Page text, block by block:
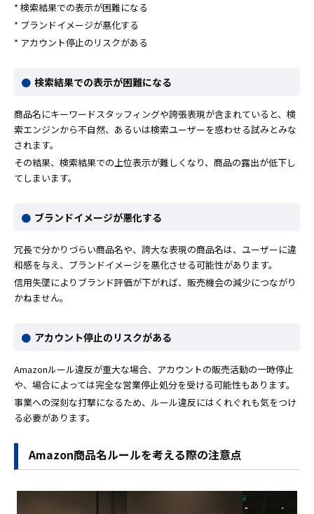
* 検索結果での表示が困難になる
* ブランドイメージが悪化する
* アカウント停止のリスクがある
検索結果での表示が困難になる
商品名にキーワードスタッフィングや誇張表現が含まれていると、検
索エンジンから不自然、あるいは検索ユーザーを惑わせる試みとみな
されます。
その結果、検索結果での上位表示が難しくなり、商品の露出が低下し
てしまいます。
ブランドイメージが悪化する
冗長で分かりづらい商品名や、誇大な表現の商品名は、ユーザーに違
和感を与え、ブランドイメージを悪化させる可能性があります。
信用失墜によりブランド評価が下がれば、販売機会の減少につながり
かねません。
アカウント停止のリスクがある
Amazonルール違反が重大な場合、アカウントの販売活動の一時停止
や、場合によっては完全な営業停止処分を受ける可能性もあります。
事業への深刻な打撃になるため、ルール違反にはくれぐれも気をつけ
る必要があります。
Amazon商品名ルールを考える際の注意点